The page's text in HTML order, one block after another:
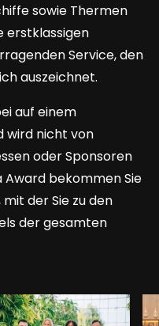
sowie Thermen
erstklassigen
Service, den
auszeichnet.
auf einem
wird nicht von
oder Sponsoren
Award bekommen Sie
der Sie zu den
der gesamten